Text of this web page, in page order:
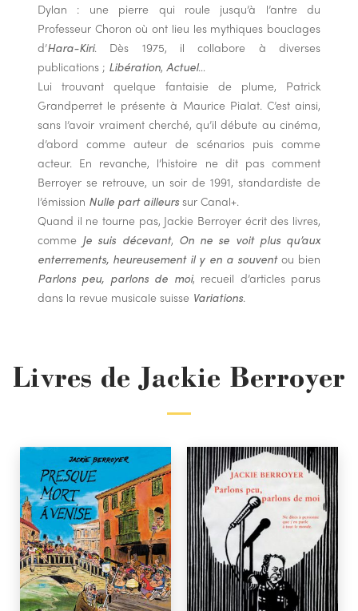
Dylan : une pierre qui roule jusqu’à l’antre du
Professeur Choron où ont lieu les mythiques bouclages
d’Hara-Kiri. Dès 1975, il collabore à diverses
publications ; Libération, Actuel…
Lui trouvant quelque fantaisie de plume, Patrick
Grandperret le présente à Maurice Pialat. C’est ainsi,
sans l’avoir vraiment cherché, qu’il débute au cinéma,
d’abord comme auteur de scénarios puis comme
acteur. En revanche, l’histoire ne dit pas comment
Berroyer se retrouve, un soir de 1991, standardiste de
l’émission Nulle part ailleurssur Canal+.
Quand il ne tourne pas, Jackie Berroyer écrit des livres,
comme Je suis décevant, On ne se voit plus qu’aux
enterrements, heureusement il y en a souventou bien
Parlons peu, parlons de moi, recueil d’articles parus
dans la revue musicale suisse Variations.
Livres de Jackie Berroyer